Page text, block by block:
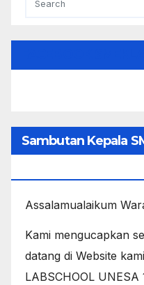
Sambutan Kepala
Assalamualaikum
Kami mengucapkan
datang di Website
LABSCHOOL UNESA